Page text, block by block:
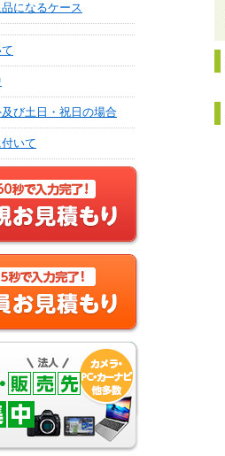
になるケース
び土日・祝日の場合
いて